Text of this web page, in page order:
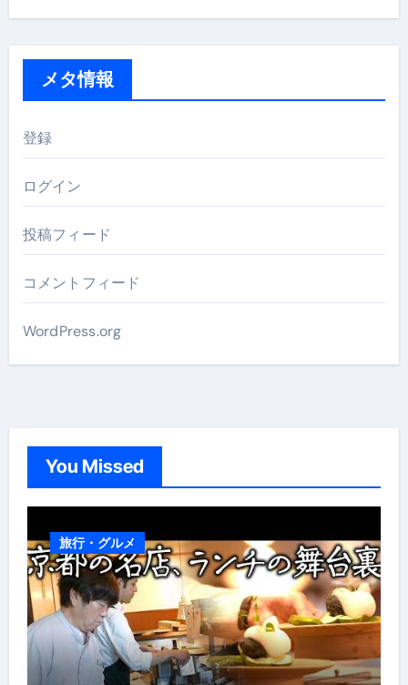
メタ情報
登録
ログイン
投稿フィード
コメントフィード
WordPress.org
You Missed
旅行・グルメ